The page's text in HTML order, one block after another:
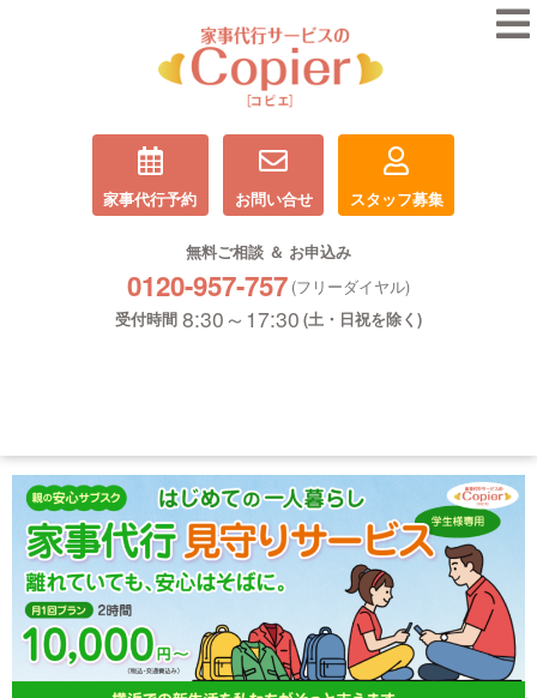
家事代行予約 お問い合せ スタッフ募集
無料ご相談 ＆ お申込み
0120-957-757 (フリーダイヤル)
受付時間 8:30～17:30 (土・日祝を除く)